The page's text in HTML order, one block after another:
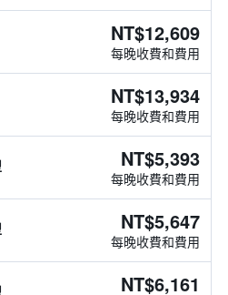
NT$12,609
每晚收費和費用
NT$13,934
每晚收費和費用
NT$5,393
每晚收費和費用
NT$5,647
每晚收費和費用
NT$6,161